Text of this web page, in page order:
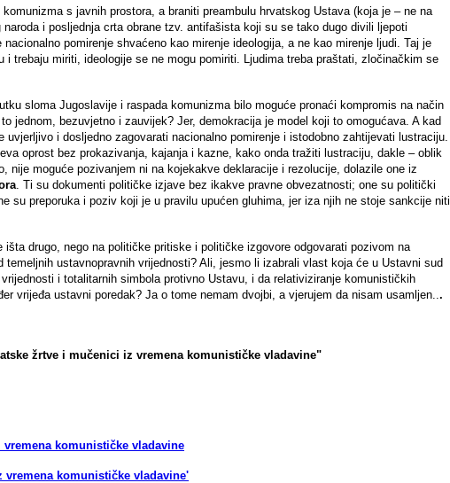
s javnih prostora, a braniti preambulu hrvatskog Ustava (koja je – ne na
i posljednja crta obrane tzv. antifašista koji su se tako dugo divili ljepoti
pomirenje shvaćeno kao mirenje ideologija, a ne kao mirenje ljudi. Taj je
i trebaju miriti, ideologije se ne mogu pomiriti. Ljudima treba praštati, zločinačkim se
sloma Jugoslavije i raspada komunizma bilo moguće pronaći kompromis na način
jednom, bezuvjetno i zauvijek? Jer, demokracija je model koji to omogućava. A kad
i dosljedno zagovarati nacionalno pomirenje i istodobno zahtijevati lustraciju.
oprost bez prokazivanja, kajanja i kazne, kako onda tražiti lustraciju, dakle – oblik
nije moguće pozivanjem ni na kojekakve deklaracije i rezolucije, dolazile one iz
. Ti su dokumenti političke izjave bez ikakve pravne obvezatnosti; one su politički
su preporuka i poziv koji je u pravilu upućen gluhima, jer iza njih ne stoje sankcije niti
drugo, nego na političke pritiske i političke izgovore odgovarati pozivom na
ustavnopravnih vrijednosti? Ali, jesmo li izabrali vlast koja će u Ustavni sud
i totalitarnih simbola protivno Ustavu, i da relativiziranje komunističkih
vrijeđa ustavni poredak? Ja o tome nemam dvojbi, a vjerujem da nisam usamljen.. .
žrtve i mučenici iz vremena komunističke vladavine"
komunističke vladavine
komunističke vladavine'